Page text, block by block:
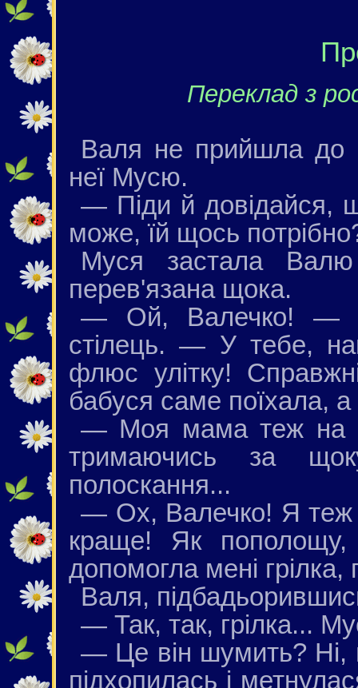
Переклад з
Валя не прийшла до
неї Мусю.
— Піди й довідайся,
може, їй щось
Муся застала
перев'язана щока.
— Ой, Валечко! —
стілець. — У тебе,
флюс улітку!
бабуся саме поїхала,
— Моя мама теж на
тримаючись за
полоскання...
— Ох, Валечко! Я теж
краще! Як
допомогла мені грілка,
Валя,
— Так, так, грілка...
— Це він шумить?
підхопилась і